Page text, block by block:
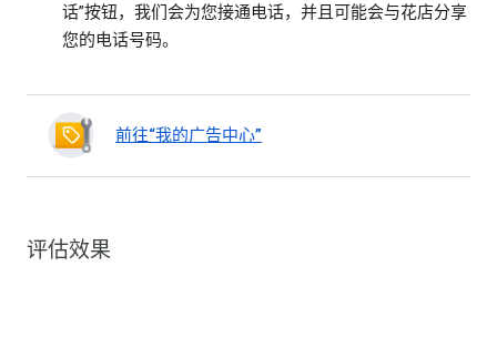
话”按钮，我们会为您接通电话，并且可能会与花店分享
您的电话号码。
前往“我的广告中心”
评估效果